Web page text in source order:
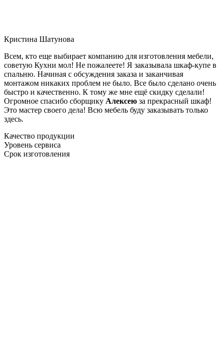
Кристина Шатунова
Всем, кто еще выбирает компанию для изготовления мебели,
советую Кухни мол! Не пожалеете! Я заказывала шкаф-купе в
спальню. Начиная с обсуждения заказа и заканчивая
монтажом никаких проблем не было. Все было сделано очень
быстро и качественно. К тому же мне ещё скидку сделали!
Огромное спасибо сборщику Алексею за прекрасный шкаф!
Это мастер своего дела! Всю мебель буду заказывать только
здесь.
Качество продукции
Уровень сервиса
Срок изготовления